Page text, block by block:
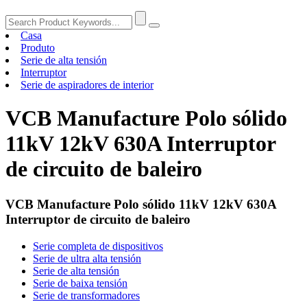
Casa
Produto
Serie de alta tensión
Interruptor
Serie de aspiradores de interior
VCB Manufacture Polo sólido
11kV 12kV 630A Interruptor
de circuito de baleiro
VCB Manufacture Polo sólido 11kV 12kV 630A
Interruptor de circuito de baleiro
Serie completa de dispositivos
Serie de ultra alta tensión
Serie de alta tensión
Serie de baixa tensión
Serie de transformadores